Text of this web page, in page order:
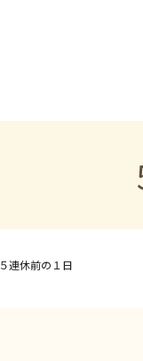
５連休前の１日